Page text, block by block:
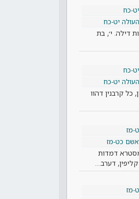
כח
יט-כח
דילה. י׳, בת
כח
יט-כח
כל קרבנין דהוו
מז
כט-מז
דמדות
דערב…
מז